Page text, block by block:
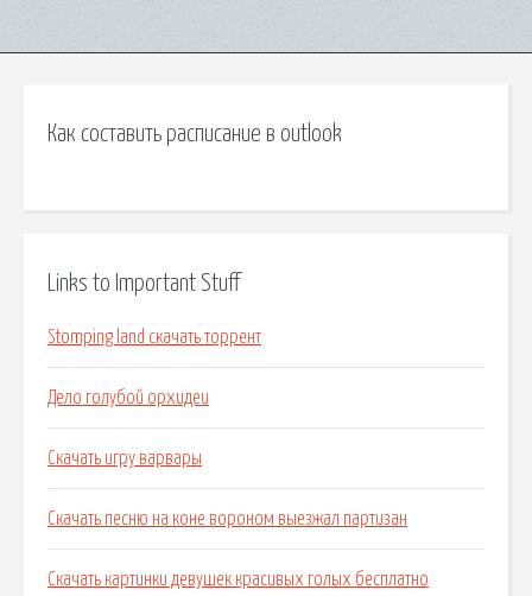
Как составить расписание в outlook
Links to Important Stuff
Stomping land скачать торрент
Дело голубой орхидеи
Скачать игру варвары
Скачать песню на коне вороном выезжал партизан
Скачать картинки девушек красивых голых бесплатно